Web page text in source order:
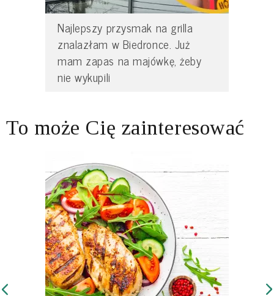
Najlepszy przysmak na grilla
znalazłam w Biedronce. Już
mam zapas na majówkę, żeby
nie wykupili
To może Cię zainteresować